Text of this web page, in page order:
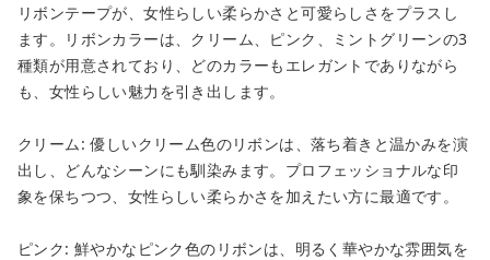
リボンテープが、女性らしい柔らかさと可愛らしさをプラスし
ます。リボンカラーは、クリーム、ピンク、ミントグリーンの3
種類が用意されており、どのカラーもエレガントでありながら
も、女性らしい魅力を引き出します。
クリーム: 優しいクリーム色のリボンは、落ち着きと温かみを演
出し、どんなシーンにも馴染みます。プロフェッショナルな印
象を保ちつつ、女性らしい柔らかさを加えたい方に最適です。
ピンク: 鮮やかなピンク色のリボンは、明るく華やかな雰囲気を